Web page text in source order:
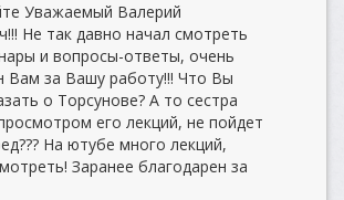
Уважаемый Валерий
Не так давно начал смотреть
и вопросы-ответы, очень
Вам за Вашу работу!!! Что Вы
о Торсунове? А то сестра
его лекций, не пойдет
На ютубе много лекций,
Заранее благодарен за